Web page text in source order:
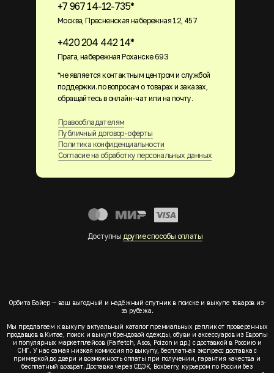
+7 967 14-12-735*
Москва, Пресненская набережная 12, 457
+420 204 442 14*
Прага, набережная Роханске 693
Правообладателям
Публичный договор-оферты
Политика конфиденциальности
Согласие на обработку персональных данных
Доступны другие способы оплаты
*не является контактным центром и службой
поддержки. по вопросам о товарах и заказах,
обращайтесь в онлайн-чат или на почту.
Орбита Байер — ваш выгодный и надёжный спутник в поиске и выкупе товаров из-
за рубежа.
Мы предлагаем к выкупу актуальный каталог премиальных реплик от проверенных
продавцов в Китае, поиск и выкуп брендовой одежды, обуви и аксессуаров из Европы
и популярных маркетплейсов (Farfetch, Asos, Poizon и др.) с доставкой в Россию и
СНГ. У нас самая низкая комиссия по выкупу, бесплатная экспресс доставка с
примеркой до двери и возможность оплаты при получении, гарантия качества и
бесплатный возврат. Доставка через СДЭК, Boxberry, курьером по России без